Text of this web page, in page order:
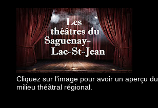
Cliquez sur l'image pour avoir un aperçu du
milieu théâtral régional.